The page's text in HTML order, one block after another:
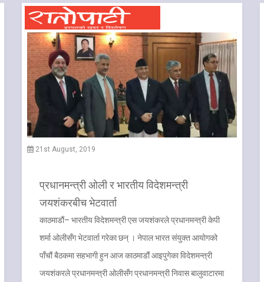
21st August, 2019
प्रधानमन्त्री ओली र भारतीय विदेशमन्त्री
जयशंकरबीच भेटवार्ता
काठमाडौं– भारतीय विदेशमन्त्री एस जयशंकरले प्रधानमन्त्री केपी
शर्मा ओलीसँग भेटवार्ता गरेका छन् । नेपाल भारत संयुक्त आयोगको
पाँचौं बैठकमा सहभागी हुन आज काठमाडौं आइपुगेका विदेशमन्त्री
जयशंकरले प्रधानमन्त्री ओलीसँग प्रधानमन्त्री निवास बालुवाटारमा